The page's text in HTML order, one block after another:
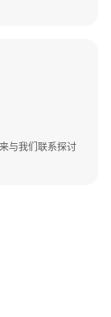
与我们联系探讨